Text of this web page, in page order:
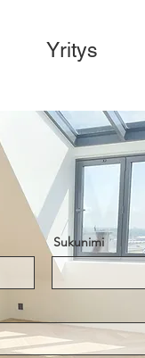
Yritys
Sukunimi